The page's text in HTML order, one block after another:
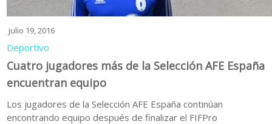
julio 19, 2016
Deportivo
Cuatro jugadores más de la Selección AFE España
encuentran equipo
Los jugadores de la Selección AFE España continúan
encontrando equipo después de finalizar el FIFPro